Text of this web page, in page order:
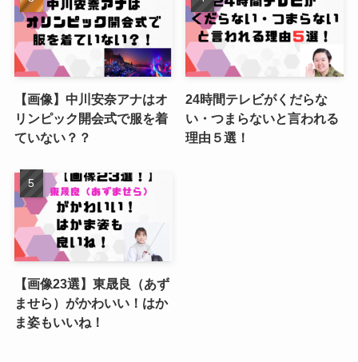
【画像】中川安奈アナはオ
リンピック開会式で服を着
ていない？？
24時間テレビがくだらな
い・つまらないと言われる
理由５選！
【画像23選】東晟良（あず
ませら）がかわいい！はか
ま姿もいいね！